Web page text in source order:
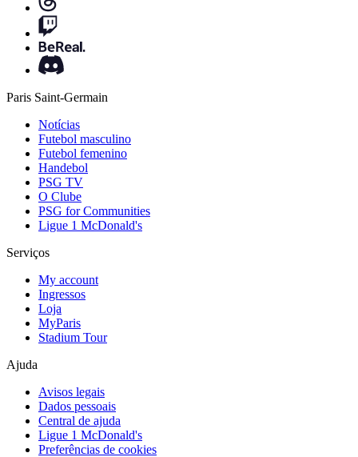
Paris Saint-Germain
Notícias
Futebol masculino
Futebol femenino
Handebol
PSG TV
O Clube
PSG for Communities
Ligue 1 McDonald's
Serviços
My account
Ingressos
Loja
MyParis
Stadium Tour
Ajuda
Avisos legais
Dados pessoais
Central de ajuda
Ligue 1 McDonald's
Preferências de cookies